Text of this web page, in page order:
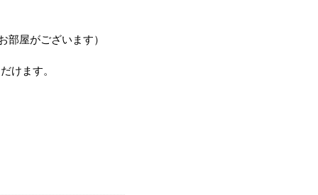
屋がございます）
けます。